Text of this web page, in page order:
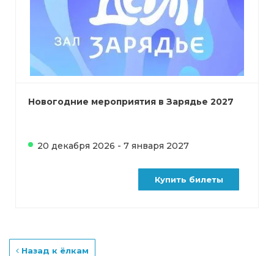
Новогодние мероприятия в Зарядье 2027
20 декабря 2026 - 7 января 2027
Купить билеты
Назад к ёлкам